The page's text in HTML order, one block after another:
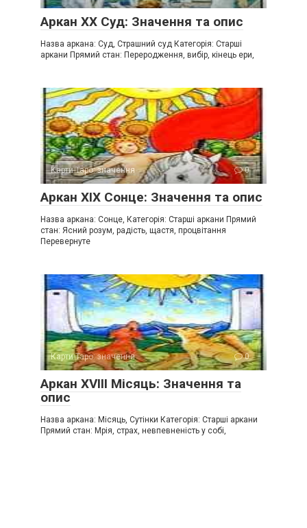
Аркан XX Суд: Значення та опис
Назва аркана: Суд, Страшний суд Категорія: Старші
аркани Прямий стан: Переродження, вибір, кінець ери,
Карти Таро: значення 0
Аркан XIX Сонце: Значення та опис
Назва аркана: Сонце, Категорія: Старші аркани Прямий
стан: Ясний розум, радість, щастя, процвітання
Перевернуте
Карти Таро: значення 0
Аркан XVIII Місяць: Значення та
опис
Назва аркана: Місяць, Сутінки Категорія: Старші аркани
Прямий стан: Мрія, страх, невпевненість у собі,